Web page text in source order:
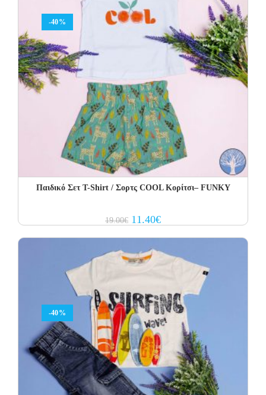
-40%
Παιδικό Σετ Τ-Shirt / Σορτς COOL Κορίτσι– FUNKY
19.00€ Original
price
11.40€Current
price
-40%